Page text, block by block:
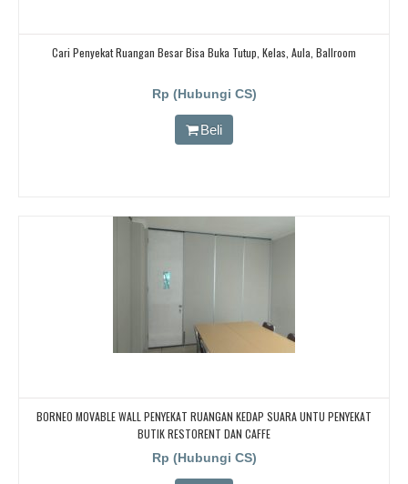
Cari Penyekat Ruangan Besar Bisa Buka Tutup, Kelas, Aula, Ballroom
Rp (Hubungi CS)
Beli
BORNEO MOVABLE WALL PENYEKAT RUANGAN KEDAP SUARA UNTU PENYEKAT
BUTIK RESTORENT DAN CAFFE
Rp (Hubungi CS)